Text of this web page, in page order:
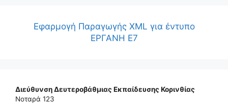
Εφαρμογή Παραγωγής XML για έντυπο
ΕΡΓΑΝΗ Ε7
Διεύθυνση Δευτεροβάθμιας Εκπαίδευσης Κορινθίας
Νοταρά 123